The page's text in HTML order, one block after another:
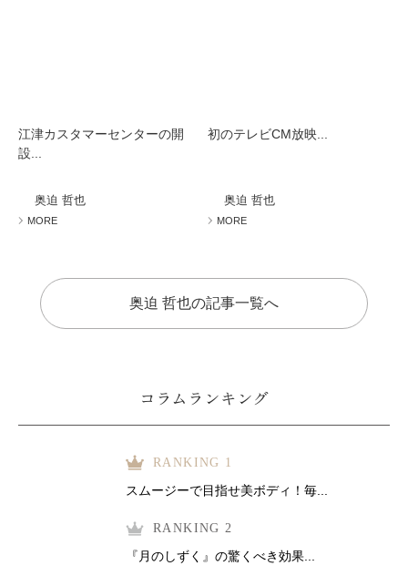
江津カスタマーセンターの開
設...
奥迫 哲也
MORE
初のテレビCM放映...
奥迫 哲也
MORE
奥迫 哲也の記事一覧へ
コラムランキング
RANKING 1
スムージーで目指せ美ボディ！毎...
RANKING 2
『月のしずく』の驚くべき効果...